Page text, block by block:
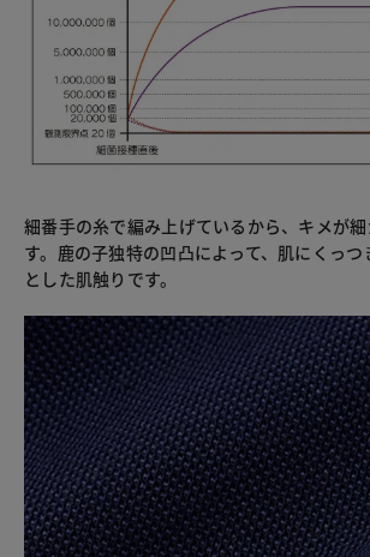
細番手の糸で編み上げているから、キメが
す。鹿の子独特の凹凸によって、肌にくっ
とした肌触りです。